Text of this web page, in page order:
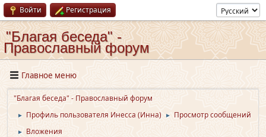
Войти Регистрация
"Благая беседа" -
Православный форум
Главное меню
"Благая беседа" - Православный форум
► Профиль пользователя Инесса (Инна) ► Просмотр сообщений
► Вложения